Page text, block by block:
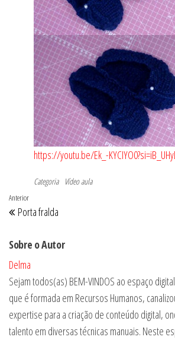
https://youtu.be/Ek_-
Categoria Vídeo aula
Navegação
de
Post
Post
anterior
Anterior
Porta fralda
Sobre o Autor
Delma
Sejam todos(as) BEM-VINDOS ao espaço
que é formada em Recursos Humanos,
expertise para a criação de conteúdo digital,
talento em diversas técnicas manuais. Neste